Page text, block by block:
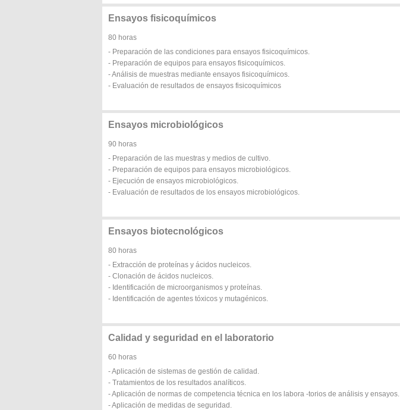
Ensayos fisicoquímicos
80 horas
- Preparación de las condiciones para ensayos fisicoquímicos.
- Preparación de equipos para ensayos fisicoquímicos.
- Análisis de muestras mediante ensayos fisicoquímicos.
- Evaluación de resultados de ensayos fisicoquímicos
Ensayos microbiológicos
90 horas
- Preparación de las muestras y medios de cultivo.
- Preparación de equipos para ensayos microbiológicos.
- Ejecución de ensayos microbiológicos.
- Evaluación de resultados de los ensayos microbiológicos.
Ensayos biotecnológicos
80 horas
- Extracción de proteínas y ácidos nucleicos.
- Clonación de ácidos nucleicos.
- Identificación de microorganismos y proteínas.
- Identificación de agentes tóxicos y mutagénicos.
Calidad y seguridad en el laboratorio
60 horas
- Aplicación de sistemas de gestión de calidad.
- Tratamientos de los resultados analíticos.
- Aplicación de normas de competencia técnica en los labora -torios de análisis y ensayos.
- Aplicación de medidas de seguridad.